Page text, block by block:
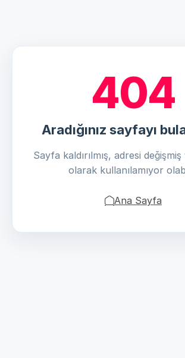
404
Aradığınız sayfayı
Sayfa kaldırılmış, adresi
olarak kullanılamıyor
Ana Sayfa